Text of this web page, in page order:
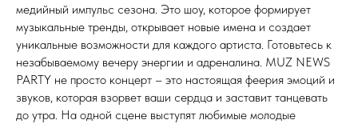
медийный импульс сезона. Это шоу, которое формирует
музыкальные тренды, открывает новые имена и создает
уникальные возможности для каждого артиста. Готовьтесь к
незабываемому вечеру энергии и адреналина. MUZ NEWS
PARTY не просто концерт – это настоящая феерия эмоций и
звуков, которая взорвет ваши сердца и заставит танцевать
до утра. На одной сцене выступят любимые молодые